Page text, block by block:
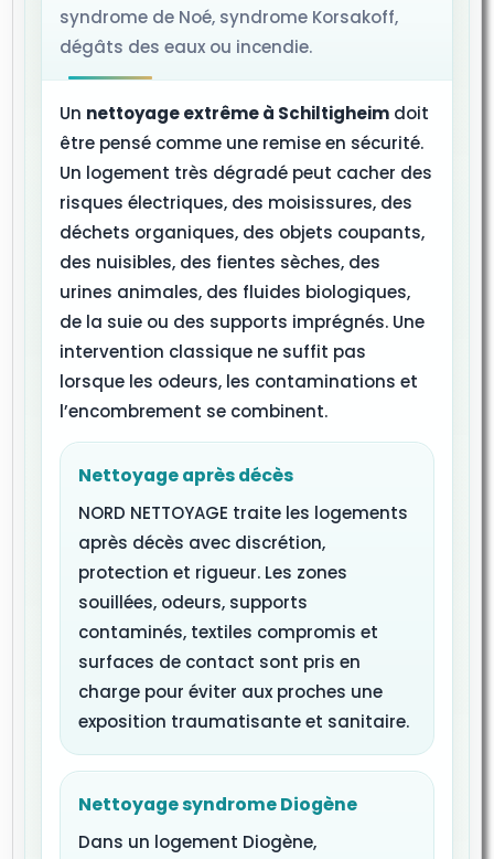
syndrome de Noé, syndrome Korsakoff,
dégâts des eaux ou incendie.
Un nettoyage extrême à Schiltigheim doit
être pensé comme une remise en sécurité.
Un logement très dégradé peut cacher des
risques électriques, des moisissures, des
déchets organiques, des objets coupants,
des nuisibles, des fientes sèches, des
urines animales, des fluides biologiques,
de la suie ou des supports imprégnés. Une
intervention classique ne suffit pas
lorsque les odeurs, les contaminations et
l’encombrement se combinent.
Nettoyage après décès
NORD NETTOYAGE traite les logements
après décès avec discrétion,
protection et rigueur. Les zones
souillées, odeurs, supports
contaminés, textiles compromis et
surfaces de contact sont pris en
charge pour éviter aux proches une
exposition traumatisante et sanitaire.
Nettoyage syndrome Diogène
Dans un logement Diogène,